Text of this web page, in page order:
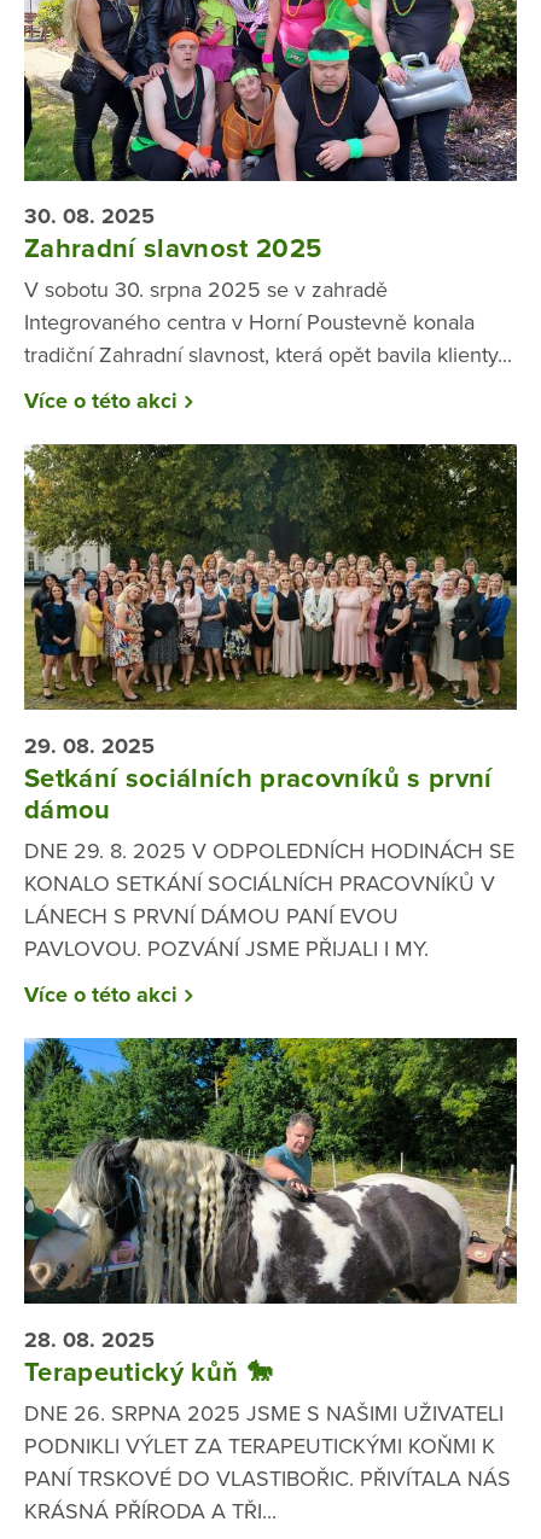
30. 08. 2025
Zahradní slavnost 2025
V sobotu 30. srpna 2025 se v zahradě
Integrovaného centra v Horní Poustevně konala
tradiční Zahradní slavnost, která opět bavila klienty...
Více o této akci
29. 08. 2025
Setkání sociálních pracovníků s první
dámou
DNE 29. 8. 2025 V ODPOLEDNÍCH HODINÁCH SE
KONALO SETKÁNÍ SOCIÁLNÍCH PRACOVNÍKŮ V
LÁNECH S PRVNÍ DÁMOU PANÍ EVOU
PAVLOVOU. POZVÁNÍ JSME PŘIJALI I MY.
Více o této akci
28. 08. 2025
Terapeutický kůň 🐎
DNE 26. SRPNA 2025 JSME S NAŠIMI UŽIVATELI
PODNIKLI VÝLET ZA TERAPEUTICKÝMI KOŇMI K
PANÍ TRSKOVÉ DO VLASTIBOŘIC. PŘIVÍTALA NÁS
KRÁSNÁ PŘÍRODA A TŘI...